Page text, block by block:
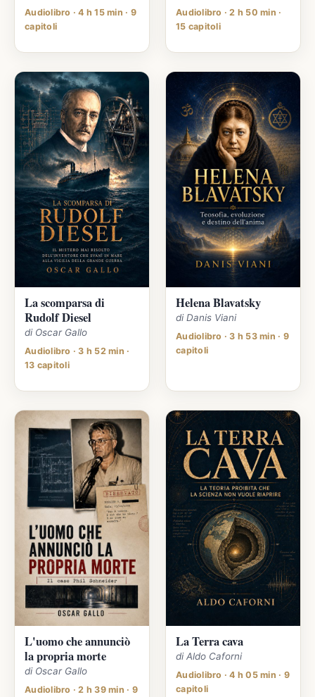
Audiolibro · 4 h 15 min · 9
capitoli
Audiolibro · 2 h 50 min ·
15 capitoli
La scomparsa di
Rudolf Diesel
di Oscar Gallo
Audiolibro · 3 h 52 min ·
13 capitoli
Helena Blavatsky
di Danis Viani
Audiolibro · 3 h 53 min · 9
capitoli
L'uomo che annunciò
la propria morte
di Oscar Gallo
Audiolibro · 2 h 39 min · 9
La Terra cava
di Aldo Caforni
Audiolibro · 4 h 05 min · 9
capitoli